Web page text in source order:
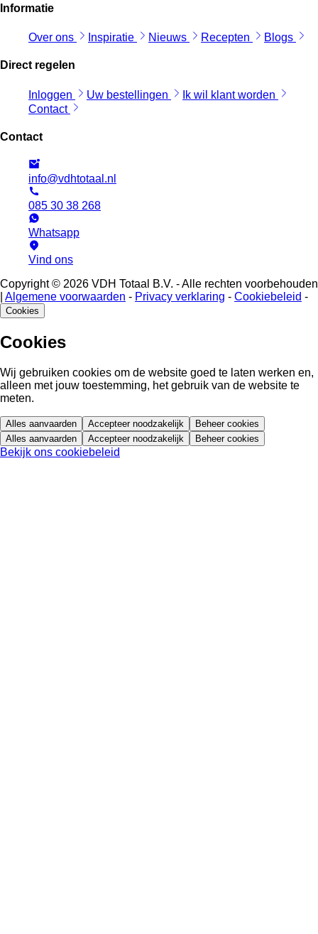
Informatie
Over ons Inspiratie Nieuws Recepten Blogs
Direct regelen
Inloggen Uw bestellingen
Ik wil klant worden
Contact
Contact
info@vdhtotaal.nl
085 30 38 268
Whatsapp
Vind ons
Copyright © 2026 VDH Totaal B.V. - Alle rechten voorbehouden
Algemene voorwaarden - Privacy verklaring - Cookiebeleid -
Cookies
Cookies
Wij gebruiken cookies om de website goed te laten werken en,
alleen met jouw toestemming, het gebruik van de website te
meten.
Alles aanvaarden Accepteer noodzakelijk
Beheer cookies
Alles aanvaarden
Accepteer noodzakelijk Beheer cookies
Bekijk ons cookiebeleid